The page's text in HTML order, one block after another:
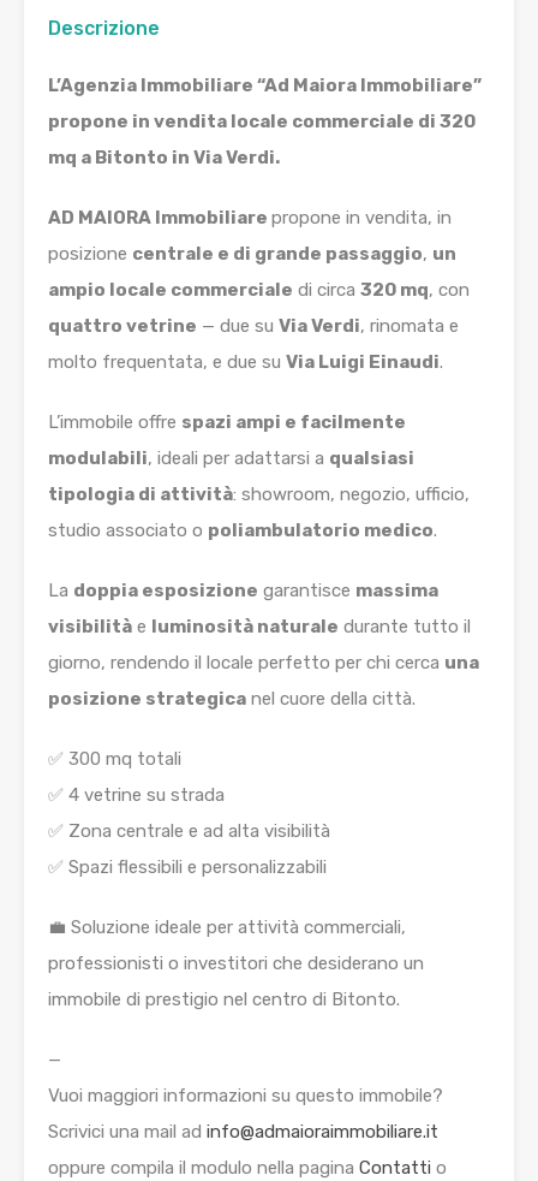
Descrizione
L’Agenzia Immobiliare “Ad Maiora Immobiliare”
propone in vendita locale commerciale di 320
mq a Bitonto in Via Verdi.
AD MAIORA Immobiliare propone in vendita, in
posizione centrale e di grande passaggio, un
ampio locale commerciale di circa 320 mq, con
quattro vetrine — due su Via Verdi, rinomata e
molto frequentata, e due su Via Luigi Einaudi.
L’immobile offre spazi ampi e facilmente
modulabili, ideali per adattarsi a qualsiasi
tipologia di attività: showroom, negozio, ufficio,
studio associato o poliambulatorio medico.
La doppia esposizione garantisce massima
visibilità e luminosità naturale durante tutto il
giorno, rendendo il locale perfetto per chi cerca una
posizione strategica nel cuore della città.
✅ 300 mq totali
✅ 4 vetrine su strada
✅ Zona centrale e ad alta visibilità
✅ Spazi flessibili e personalizzabili
💼 Soluzione ideale per attività commerciali,
professionisti o investitori che desiderano un
immobile di prestigio nel centro di Bitonto.
—
Vuoi maggiori informazioni su questo immobile?
Scrivici una mail ad info@admaioraimmobiliare.it
oppure compila il modulo nella pagina Contatti o